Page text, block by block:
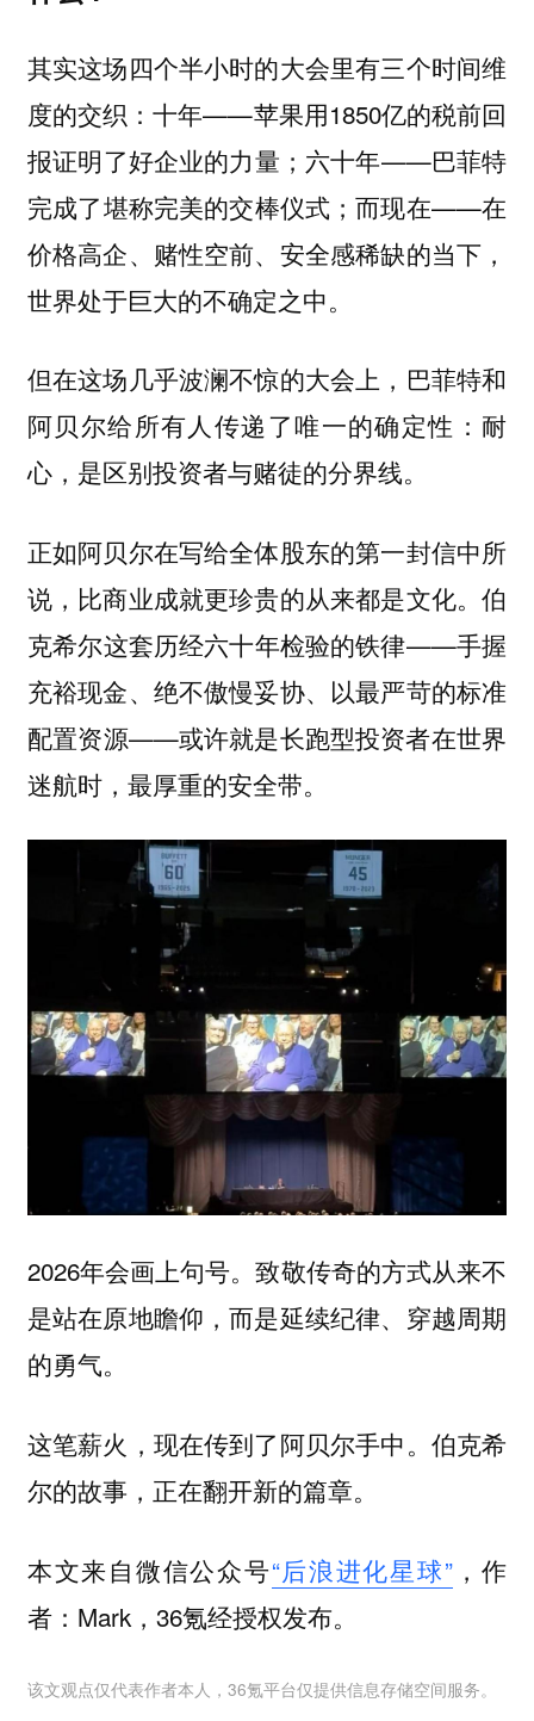
其实这场四个半小时的大会里有三个时间维
度的交织：十年——苹果用1850亿的税前回
报证明了好企业的力量； 六十年——巴菲特
完成了堪称完美的交棒仪式；而现在——在
价格高企、赌性空前、安全感稀缺的当下，
世界处于巨大的不确定之中。
但在这场几乎波澜不惊的大会上，巴菲特和
阿贝尔给所有人传递了唯一的确定性： 耐
心，是区别投资者与赌徒的分界线。
正如阿贝尔在写给全体股东的第一封信中所
说，比商业成就更珍贵的从来都是文化。伯
克希尔这套历经六十年检验的铁律——手握
充裕现金、绝不傲慢妥协、以最严苛的标准
配置资源——或许就是长跑型投资者在世界
迷航时，最厚重的安全带。
2026年会画上句号。致敬传奇的方式从来不
是站在原地瞻仰，而是延续纪律、穿越周期
的勇气。
这笔薪火，现在传到了阿贝尔手中。伯克希
尔的故事，正在翻开新的篇章。
本文来自微信公众号“后浪进化星球”，作
者：Mark，36氪经授权发布。
该文观点仅代表作者本人，36氪平台仅提供信息存储空间服务。